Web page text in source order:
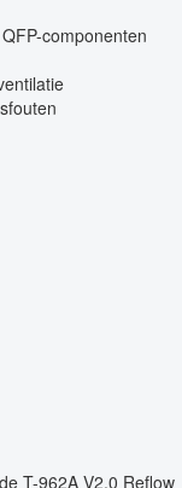
componenten
T-962A V2.0 Reflow